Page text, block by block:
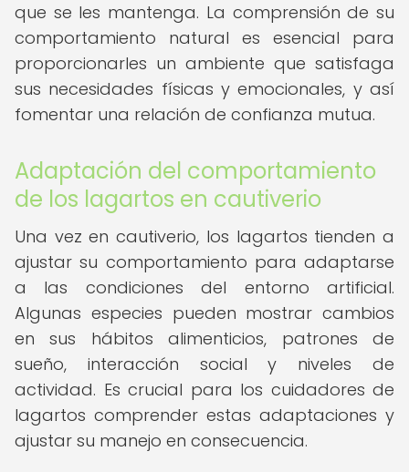
que se les mantenga. La comprensión de su
comportamiento natural es esencial para
proporcionarles un ambiente que satisfaga
sus necesidades físicas y emocionales, y así
fomentar una relación de confianza mutua.
Adaptación del comportamiento
de los lagartos en cautiverio
Una vez en cautiverio, los lagartos tienden a
ajustar su comportamiento para adaptarse
a las condiciones del entorno artificial.
Algunas especies pueden mostrar cambios
en sus hábitos alimenticios, patrones de
sueño, interacción social y niveles de
actividad. Es crucial para los cuidadores de
lagartos comprender estas adaptaciones y
ajustar su manejo en consecuencia.